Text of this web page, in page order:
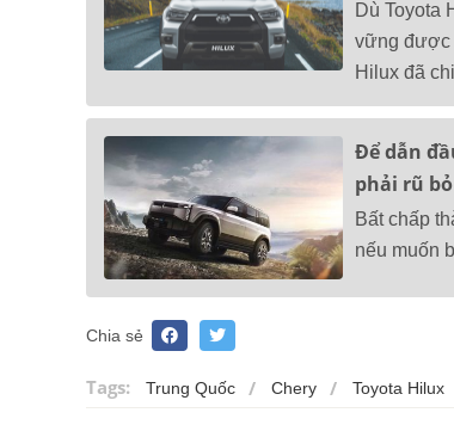
Dù Toyota
vững được
Hilux đã
Để dẫn
phải rũ bỏ
Bất chấp
nếu muốn
Chia sẻ
Tags: Trung Quốc Chery Toyota Hilux